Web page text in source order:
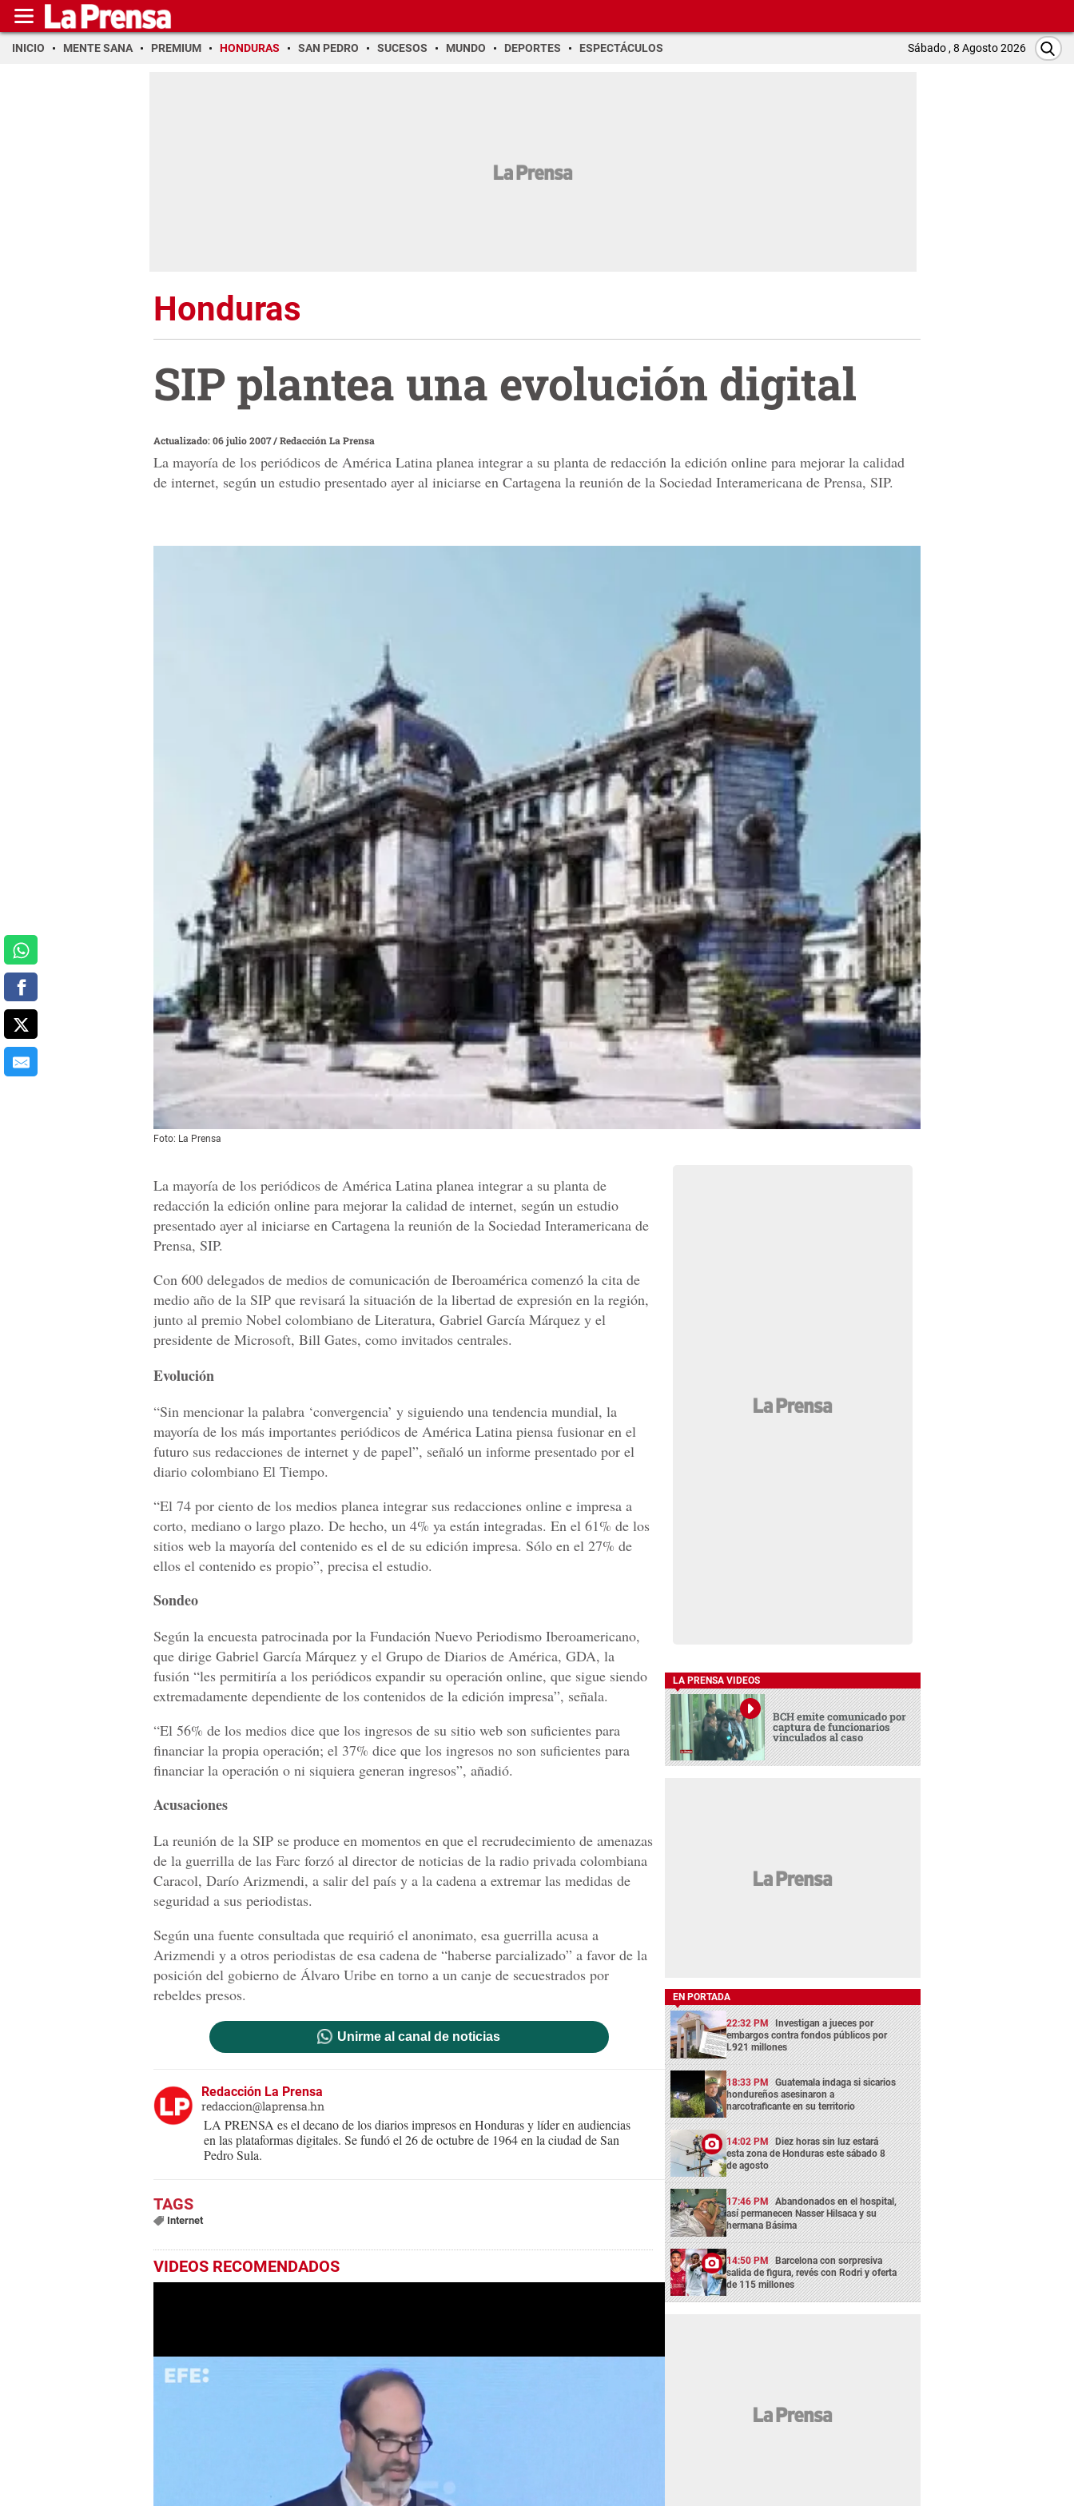
INICIO MENTE SANA PREMIUM HONDURAS SAN PEDRO SUCESOS MUNDO DEPORTES ESPECTÁCULOS Sábado , 8 Agosto 2026
Honduras
SIP plantea una evolución digital
Actualizado: 06 julio 2007/Redacción La Prensa
La mayoría de los periódicos de América Latina planea integrar a su planta de redacción la edición online para mejorar la calidad
de internet, según un estudio presentado ayer al iniciarse en Cartagena la reunión de la Sociedad Interamericana de Prensa, SIP.
Foto: La Prensa
La mayoría de los periódicos de América Latina planea integrar a su planta de
redacción la edición online para mejorar la calidad de internet, según un estudio
presentado ayer al iniciarse en Cartagena la reunión de la Sociedad Interamericana de
Prensa, SIP.
Con 600 delegados de medios de comunicación de Iberoamérica comenzó la cita de
medio año de la SIP que revisará la situación de la libertad de expresión en la región,
junto al premio Nobel colombiano de Literatura, Gabriel García Márquez y el
presidente de Microsoft, Bill Gates, como invitados centrales.
Evolución
“Sin mencionar la palabra ‘convergencia’ y siguiendo una tendencia mundial, la
mayoría de los más importantes periódicos de América Latina piensa fusionar en el
futuro sus redacciones de internet y de papel”, señaló un informe presentado por el
diario colombiano El Tiempo.
“El 74 por ciento de los medios planea integrar sus redacciones online e impresa a
corto, mediano o largo plazo. De hecho, un 4% ya están integradas. En el 61% de los
sitios web la mayoría del contenido es el de su edición impresa. Sólo en el 27% de
ellos el contenido es propio”, precisa el estudio.
Sondeo
Según la encuesta patrocinada por la Fundación Nuevo Periodismo Iberoamericano,
que dirige Gabriel García Márquez y el Grupo de Diarios de América, GDA, la
fusión “les permitiría a los periódicos expandir su operación online, que sigue siendo
extremadamente dependiente de los contenidos de la edición impresa”, señala.
“El 56% de los medios dice que los ingresos de su sitio web son suficientes para
financiar la propia operación; el 37% dice que los ingresos no son suficientes para
financiar la operación o ni siquiera generan ingresos”, añadió.
Acusaciones
La reunión de la SIP se produce en momentos en que el recrudecimiento de amenazas
de la guerrilla de las Farc forzó al director de noticias de la radio privada colombiana
Caracol, Darío Arizmendi, a salir del país y a la cadena a extremar las medidas de
seguridad a sus periodistas.
Según una fuente consultada que requirió el anonimato, esa guerrilla acusa a
Arizmendi y a otros periodistas de esa cadena de “haberse parcializado” a favor de la
posición del gobierno de Álvaro Uribe en torno a un canje de secuestrados por
rebeldes presos.
Unirme al canal de noticias
Redacción La Prensa
redaccion@laprensa.hn
LA PRENSA es el decano de los diarios impresos en Honduras y líder en audiencias
en las plataformas digitales. Se fundó el 26 de octubre de 1964 en la ciudad de San
Pedro Sula.
Internet
VIDEOS RECOMENDADOS
LA PRENSA VIDEOS
BCH emite comunicado por
captura de funcionarios
vinculados al caso
EN PORTADA
22:32 PM Investigan a jueces por
embargos contra fondos públicos por
L921 millones
18:33 PM Guatemala indaga si sicarios
hondureños asesinaron a
narcotraficante en su territorio
14:02 PM Diez horas sin luz estará
esta zona de Honduras este sábado 8
de agosto
17:46 PM Abandonados en el hospital,
así permanecen Nasser Hilsaca y su
hermana Básima
14:50 PM Barcelona con sorpresiva
salida de figura, revés con Rodri y oferta
de 115 millones